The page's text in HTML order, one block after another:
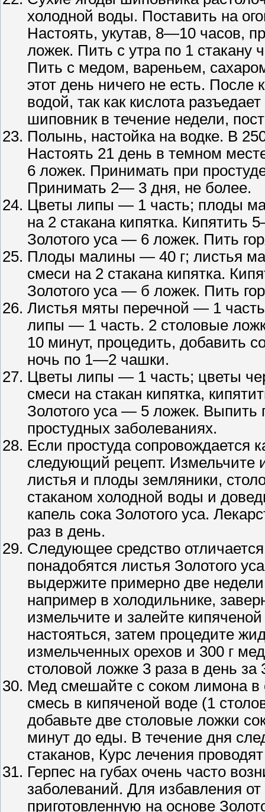
холодной воды. Поставить на
Настоять, укутав, 8—10 часов,
ложек. Пить с утра по 1 стакану
Пить с медом, вареньем,
этот день ничего не есть. После
водой, так как кислота
шиповник в течение недели,
Полынь, настойка на водке. В
Настоять 21 день в темном
6 ложек. Принимать при
Принимать 2— 3 дня, не более.
Цветы липы — 1 часть; плоды
на 2 стакана кипятка. Кипятить
Золотого уса — 6 ложек. Пить
Плоды малины — 40 г; листья
смеси на 2 стакана кипятка.
Золотого уса — б ложек. Пить
Листья мяты перечной — 1
липы — 1 часть. 2 столовые
10 минут, процедить, добавить
ночь по 1—2 чашки.
Цветы липы — 1 часть; цветы
смеси на стакан кипятка,
Золотого уса — 5 ложек. Выпить
простудных заболеваниях.
Если простуда сопровождается
следующий рецепт. Измельчите
листья и плоды земляники,
стаканом холодной воды и
капель сока Золотого уса.
раз в день.
Следующее средство
понадобятся листья Золотого
выдержите примерно две
например в холодильнике,
измельчите и залейте
настояться, затем процедите
измельченных орехов и 300 г
столовой ложке 3 раза в день
Мед смешайте с соком лимона в
смесь в кипяченой воде (1
добавьте две столовые ложки
минут до еды. В течение дня
стаканов, Курс лечения
Герпес на губах очень часто
заболеваний. Для избавления
приготовленную на основе